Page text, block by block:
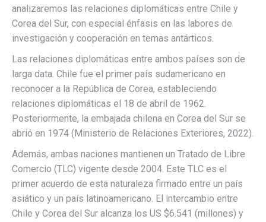
analizaremos las relaciones diplomáticas entre Chile y
Corea del Sur, con especial énfasis en las labores de
investigación y cooperación en temas antárticos.
Las relaciones diplomáticas entre ambos países son de
larga data. Chile fue el primer país sudamericano en
reconocer a la República de Corea, estableciendo
relaciones diplomáticas el 18 de abril de 1962.
Posteriormente, la embajada chilena en Corea del Sur se
abrió en 1974 (Ministerio de Relaciones Exteriores, 2022).
Además, ambas naciones mantienen un Tratado de Libre
Comercio (TLC) vigente desde 2004. Este TLC es el
primer acuerdo de esta naturaleza firmado entre un país
asiático y un país latinoamericano. El intercambio entre
Chile y Corea del Sur alcanza los US $6.541 (millones) y